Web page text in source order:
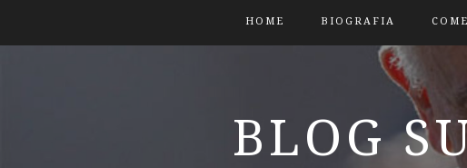
HOME BIOGRAFIA
BLOG